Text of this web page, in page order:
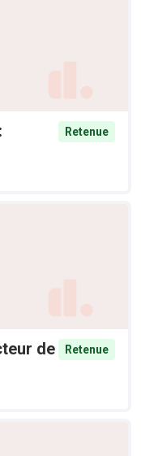
Retenue
de
Retenue